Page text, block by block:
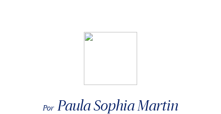
Por Paula Sophia Martin